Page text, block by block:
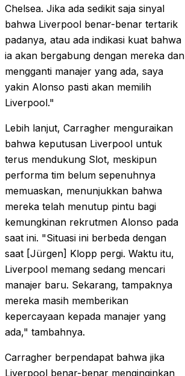
Chelsea. Jika ada sedikit saja sinyal
bahwa Liverpool benar-benar tertarik
padanya, atau ada indikasi kuat bahwa
ia akan bergabung dengan mereka dan
mengganti manajer yang ada, saya
yakin Alonso pasti akan memilih
Liverpool."
Lebih lanjut, Carragher menguraikan
bahwa keputusan Liverpool untuk
terus mendukung Slot, meskipun
performa tim belum sepenuhnya
memuaskan, menunjukkan bahwa
mereka telah menutup pintu bagi
kemungkinan rekrutmen Alonso pada
saat ini. "Situasi ini berbeda dengan
saat [Jürgen] Klopp pergi. Waktu itu,
Liverpool memang sedang mencari
manajer baru. Sekarang, tampaknya
mereka masih memberikan
kepercayaan kepada manajer yang
ada," tambahnya.
Carragher berpendapat bahwa jika
Liverpool benar-benar menginginkan